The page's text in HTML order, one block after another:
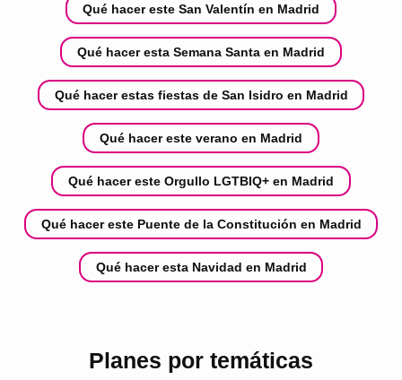
Qué hacer este San Valentín en Madrid
Qué hacer esta Semana Santa en Madrid
Qué hacer estas fiestas de San Isidro en Madrid
Qué hacer este verano en Madrid
Qué hacer este Orgullo LGTBIQ+ en Madrid
Qué hacer este Puente de la Constitución en Madrid
Qué hacer esta Navidad en Madrid
Planes por temáticas